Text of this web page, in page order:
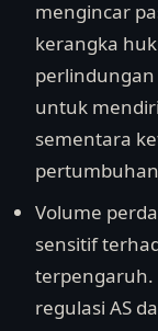
mengincar
kerangka
perlindungan
untuk
sementara
Volume
sensitif
terpengaruh.
regulasi AS